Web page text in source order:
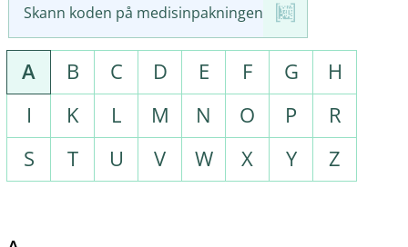
Skann koden på medisinpakningen
A B C D E F G
H
I
K L M N O P
R
S
T U V W X Y Z